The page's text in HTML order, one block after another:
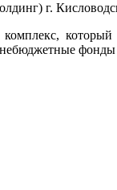
г.
который
фонды